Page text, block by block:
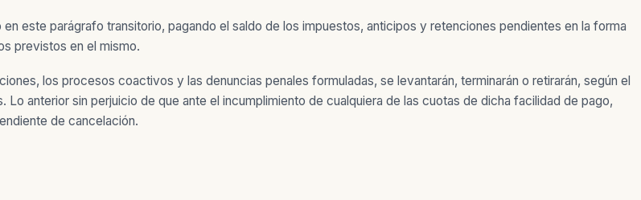
este parágrafo transitorio, pagando el saldo de los impuestos, anticipos y retenciones pendientes en la forma
previstos en el mismo.
los procesos coactivos y las denuncias penales formuladas, se levantarán, terminarán o retirarán, según el
anterior sin perjuicio de que ante el incumplimiento de cualquiera de las cuotas de dicha facilidad de pago,
de cancelación.